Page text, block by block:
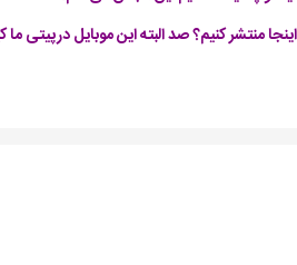
کنیم؟ صد البته این موبایل درپیتی ما